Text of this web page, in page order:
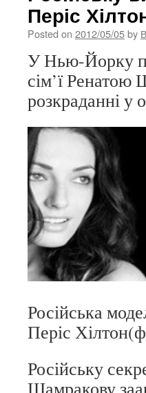
Періс
Posted on 2012/05/05by
У Нью-Йорку
сім’ї
розкраданні у
Російська
Періс
Російську
Шамракову